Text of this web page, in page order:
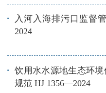
入河入海排污口监督
2024
饮用水水源地生态环
规范 HJ 1356—2024